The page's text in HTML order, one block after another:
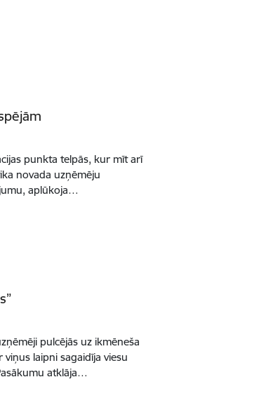
punkta telpās, kur mīt arī
novada uzņēmēju
aplūkoja…
pulcējās uz ikmēneša
viņus laipni sagaidīja viesu
atklāja…